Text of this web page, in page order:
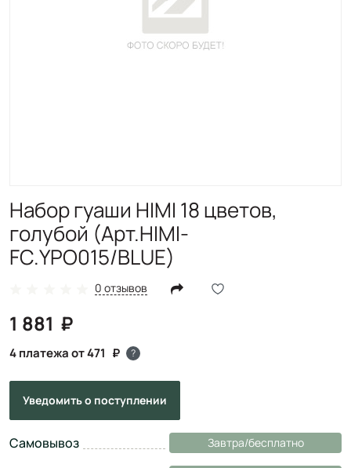
Набор гуаши HIMI 18 цветов,
голубой (Арт.HIMI-
FC.YPO015/BLUE)
0 отзывов
1 881
4 платежа от 471 ?
Уведомитьо поступлении
Самовывоз Завтра/бесплатно